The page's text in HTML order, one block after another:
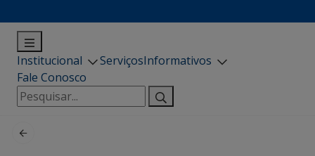
Institucional ServiçosInformativos
Fale Conosco
Pesquisar
por: